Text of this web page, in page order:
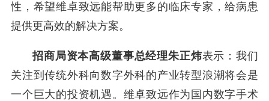
性，希望维卓致远能帮助更多的临床专家，给病患
提供更高效的解决方案。
招商局资本高级董事总经理朱正炜表示：我们
关注到传统外科向数字外科的产业转型浪潮将会是
一个巨大的投资机遇。维卓致远作为国内数字手术